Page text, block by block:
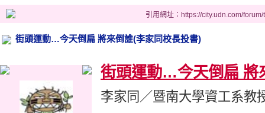
引用網址：https://city.udn.com/
街頭運動…今天倒扁 將來倒誰(李家同校長投書)
街頭運動…今天倒扁 將
李家同／暨南大學資工系教